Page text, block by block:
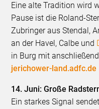
Eine alte Tradition wird
Pause ist die Roland-
Zubringer aus Stendal,
an der Havel, Calbe und
in Burg mit
jerichower-land.adfc.de
14. Juni: Große
Ein starkes Signal